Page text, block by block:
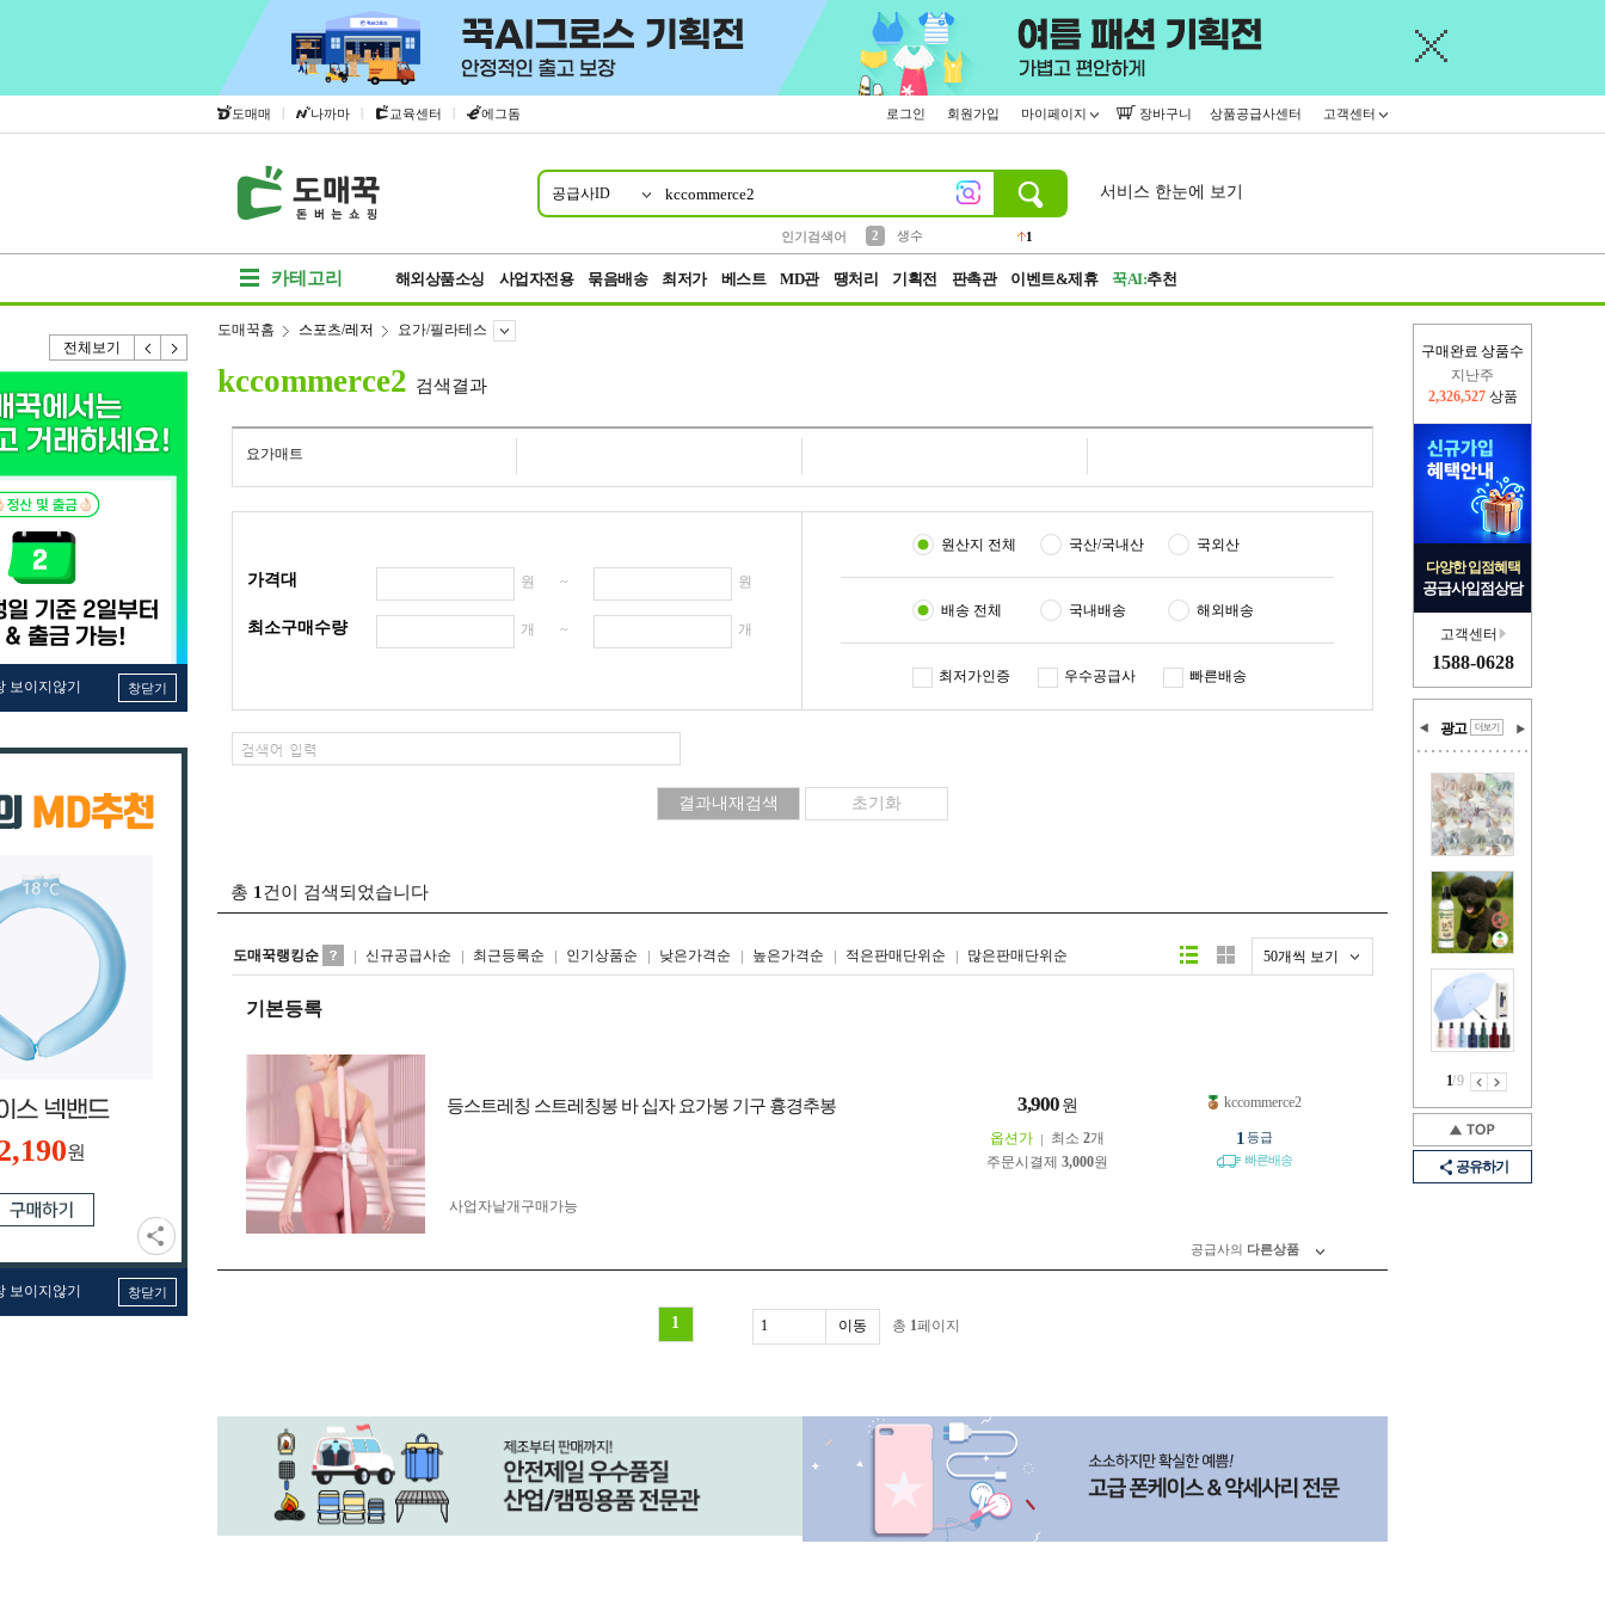
도매매 | 나까마 | 교육센터 | 에그돔 로그인 회원가입 마이페이지 장바구니 상품공급사센터 고객센터
공급사ID
인기검색어
2
생수
1
서비스 한눈에 보기
카테고리 해외상품소싱 사업자전용 묶음배송 최저가 베스트 MD관 땡처리 기획전 판촉관 이벤트&제휴 꾹AI:추천
전체보기
보이지않기 창닫기
원
보이지않기 창닫기
구매완료 상품수
지난주
2,326,527 상품
다양한 입점혜택
공급사입점상담
고객센터
1588-0628
광고
1/9
공유하기
도매꾹홈 스포츠/레저 요가/필라테스
kccommerce2 검색결과
요가매트
가격대 원 ~ 원
최소구매수량 개 ~ 개
원산지 전체 국산/국내산 국외산
배송 전체 국내배송 해외배송
최저가인증 우수공급사 빠른배송
총 1 건이 검색되었습니다
도매꾹랭킹순 신규공급사순 최근등록순 인기상품순 낮은가격순 높은가격순 적은판매단위순 많은판매단위순 50개씩 보기
리스트형갤러리형
기본등록
등스트레칭 스트레칭봉 바 십자 요가봉 기구 흉경추봉 3,900 원
옵션가 최소 2개
주문시결제 3,000원
사업자 낱개구매가능
kccommerce2
1 등급
빠른배송
공급사의 다른상품
1 총 1페이지